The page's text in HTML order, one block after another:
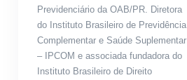
Previdenciário da OAB/PR. Diretora
do Instituto Brasileiro de Previdência
Complementar e Saúde Suplementar
– IPCOM e associada fundadora do
Instituto Brasileiro de Direito